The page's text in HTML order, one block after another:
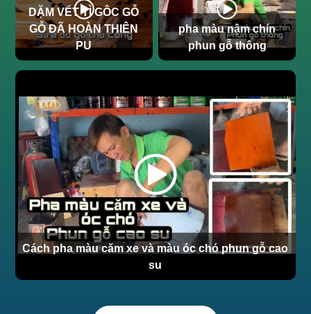
DẶM VẾT TÌ GÔC GỖ
GỖ ĐÃ HOÀN THIÊN
PU
pha màu nậm chín
phun gỗ thông
Cách pha màu căm xe và màu óc chó phun gỗ cao
su